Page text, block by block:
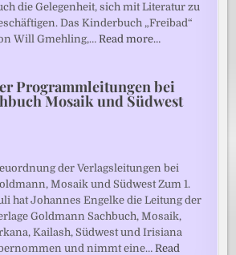
die Gelegenheit, sich mit Literatur zu
Das Kinderbuch „Freibad“
Will Gmehling,…Read more…
Programmleitungen bei
Mosaik und Südwest
der Verlagsleitungen bei
Mosaik und Südwest Zum 1.
hat Johannes Engelke die Leitung der
Goldmann Sachbuch, Mosaik,
Kailash, Südwest und Irisiana
und nimmt eine…Read